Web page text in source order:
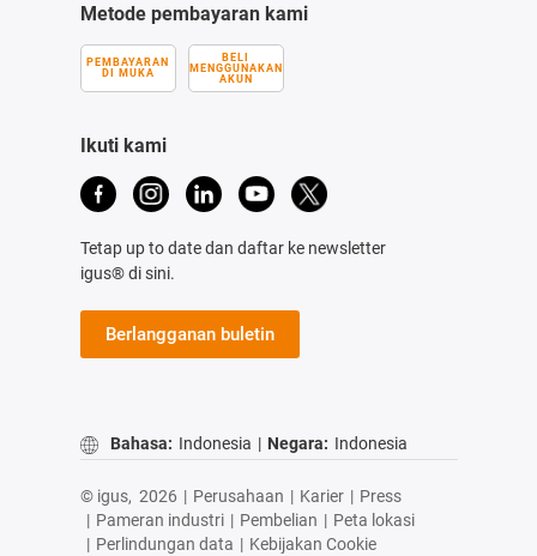
Metode pembayaran kami
PEMBAYARAN
DI MUKA
BELI
MENGGUNAKAN
AKUN
Ikuti kami
Tetap up to date dan daftar ke newsletter
igus® di sini.
Berlangganan buletin
Bahasa: Indonesia | Negara: Indonesia
© igus, 2026 | Perusahaan | Karier | Press
| Pameran industri | Pembelian | Peta lokasi
| Perlindungan data | Kebijakan Cookie